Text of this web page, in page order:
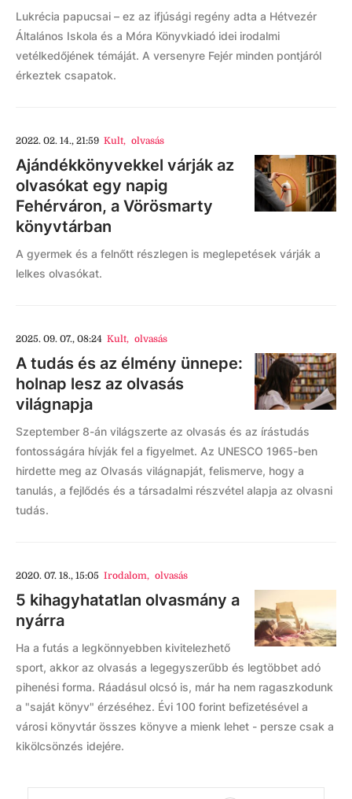
Lukrécia papucsai – ez az ifjúsági regény adta a Hétvezér
Általános Iskola és a Móra Könyvkiadó idei irodalmi
vetélkedőjének témáját. A versenyre Fejér minden pontjáról
érkeztek csapatok.
2022. 02. 14., 21:59 Kult, olvasás
Ajándékkönyvekkel várják az
olvasókat egy napig
Fehérváron, a Vörösmarty
könyvtárban
A gyermek és a felnőtt részlegen is meglepetések várják a
lelkes olvasókat.
2025. 09. 07., 08:24 Kult, olvasás
A tudás és az élmény ünnepe:
holnap lesz az olvasás
világnapja
Szeptember 8-án világszerte az olvasás és az írástudás
fontosságára hívják fel a figyelmet. Az UNESCO 1965-ben
hirdette meg az Olvasás világnapját, felismerve, hogy a
tanulás, a fejlődés és a társadalmi részvétel alapja az olvasni
tudás.
2020. 07. 18., 15:05 Irodalom, olvasás
5 kihagyhatatlan olvasmány a
nyárra
Ha a futás a legkönnyebben kivitelezhető
sport, akkor az olvasás a legegyszerűbb és legtöbbet adó
pihenési forma. Ráadásul olcsó is, már ha nem ragaszkodunk
a "saját könyv" érzéséhez. Évi 100 forint befizetésével a
városi könyvtár összes könyve a mienk lehet - persze csak a
kikölcsönzés idejére.